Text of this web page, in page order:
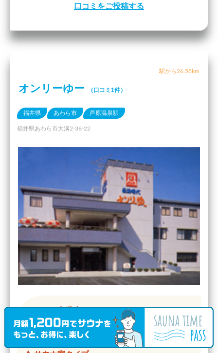
口コミをご投稿する
駅から26.58km
オンリーゆー （口コミ1件）
福井県 あわら市 芦原温泉駅
福井県あわら市大溝2-36-22
60℃ 〜